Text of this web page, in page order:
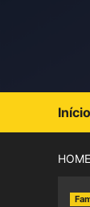
Início
HOME